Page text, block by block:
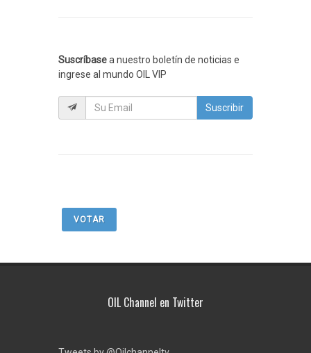
Suscríbasea nuestro boletín de noticias e
ingrese al mundo OIL VIP
Suscribir
VOTAR
OIL Channel en Twitter